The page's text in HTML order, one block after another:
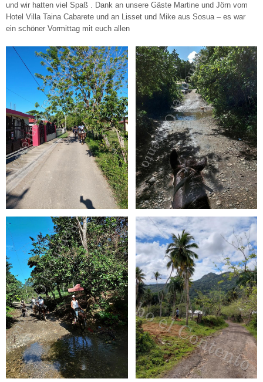
und wir hatten viel Spaß . Dank an unsere Gäste Martine und Jörn vom
Hotel Villa Taina Cabarete und an Lisset und Mike aus Sosua – es war
ein schöner Vormittag mit euch allen